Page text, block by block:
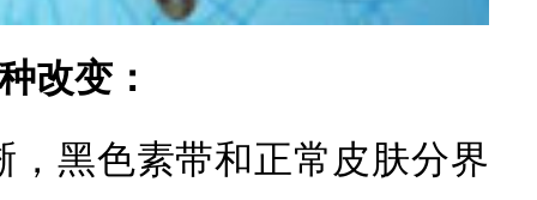
改变：
黑色素带和正常皮肤分界